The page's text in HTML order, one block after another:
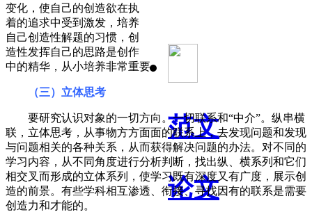
范文
论文
变化，使自己的创造欲在执
着的追求中受到激发，培养
自己创造性解题的习惯，创
造性发挥自己的思路是创作
中的精华，从小培养非常重要。
（三）立体思考
要研究认识对象的一切方向。一切联系和“中介”。纵串横
联，立体思考，从事物方方面面的联系上，去发现问题和发现
与问题相关的各种关系，从而获得解决问题的办法。对不同的
学习内容，从不同角度进行分析判断，找出纵、横系列和它们
相交叉而形成的立体系列，使学习既有深度又有广度，展示创
造的前景。有些学科相互渗透、衔接、寻找因有的联系是需要
创造力和才能的。